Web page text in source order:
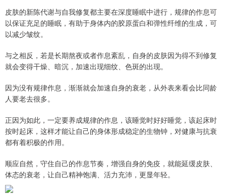
皮肤的新陈代谢与自我修复都主要在深度睡眠中进行，规律的作息可
以保证充足的睡眠，有助于身体内的胶原蛋白和弹性纤维的生成，可
以减少皱纹。
与之相反，若是长期熬夜或者作息紊乱，自身的皮肤因为得不到修复
就会变得干燥、暗沉，加速出现细纹、色斑的出现。
因为没有规律作息，渐渐就会加速自身的衰老，从外表来看会比同龄
人要老去很多。
正因为如此，一定要养成规律的作息，该睡觉时好好睡觉，该起床时
按时起床，这样才能让自己的身体形成稳定的生物钟，对健康与抗衰
都有着积极的作用。
顺应自然，守住自己的作息节奏，增强自身的免疫，就能延缓皮肤、
体态的衰老，让自己精神饱满、活力充沛，更显年轻。